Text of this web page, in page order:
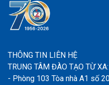
THÔNG TIN LIÊN HỆ
TRUNG TÂM ĐÀO TẠO TỪ XA:
- Phòng 103 Tòa nhà A1 số